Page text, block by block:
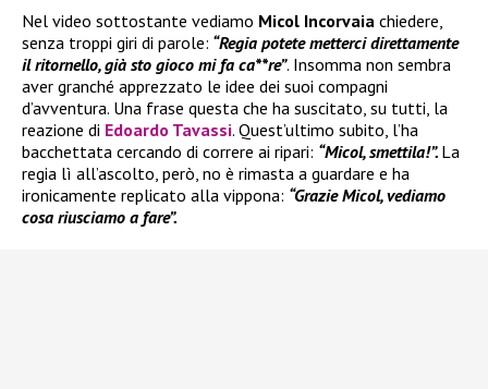
Nel video sottostante vediamo Micol Incorvaia chiedere,
senza troppi giri di parole: “Regia potete metterci direttamente
il ritornello, già sto gioco mi fa ca**re”. Insomma non sembra
aver granché apprezzato le idee dei suoi compagni
d’avventura. Una frase questa che ha suscitato, su tutti, la
reazione di Edoardo Tavassi. Quest’ultimo subito, l’ha
bacchettata cercando di correre ai ripari: “Micol, smettila!”. La
regia lì all’ascolto, però, no è rimasta a guardare e ha
ironicamente replicato alla vippona: “Grazie Micol, vediamo
cosa riusciamo a fare”.